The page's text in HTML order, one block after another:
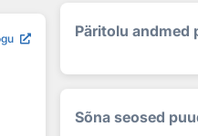
Päritolu andmed
Sõna seosed